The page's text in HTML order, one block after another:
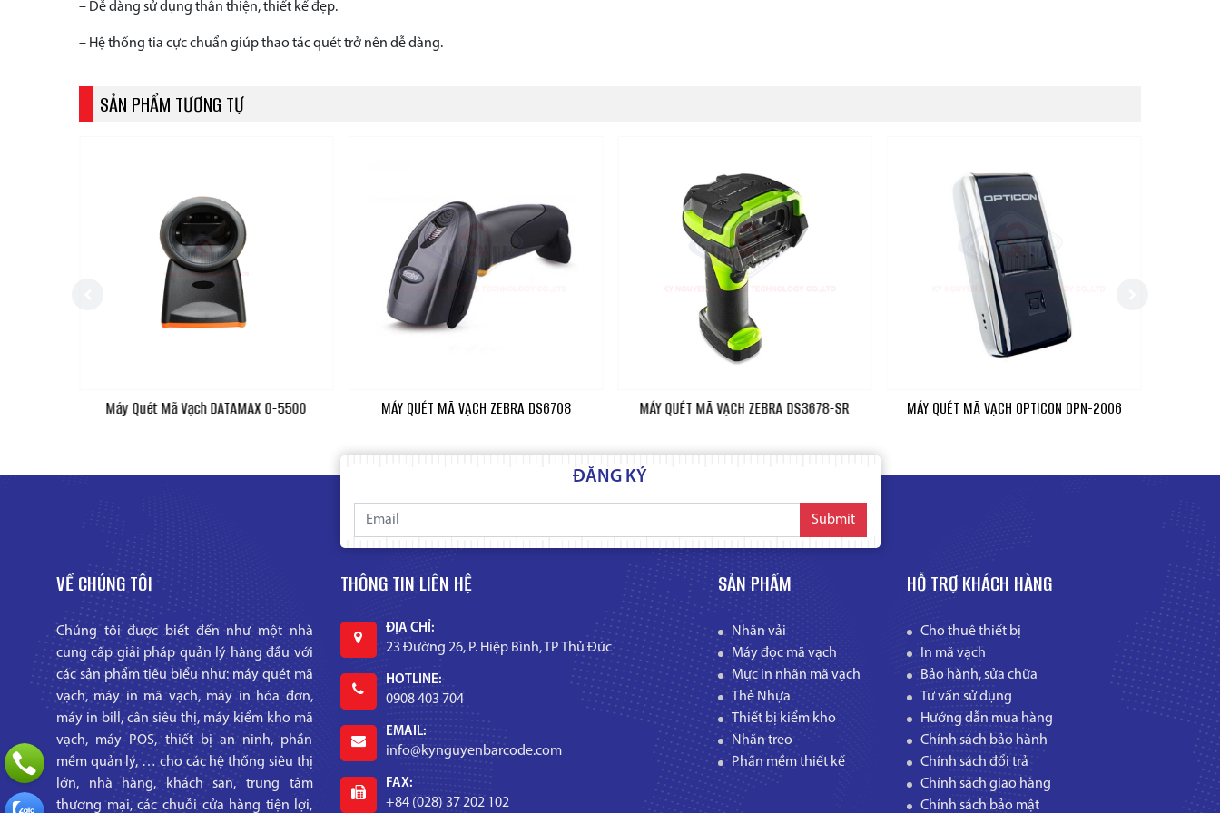
– Dễ dàng sử dụng thân thiện, thiết kế đẹp.
– Hệ thống tia cực chuẩn giúp thao tác quét trở nên dễ dàng.
SẢN PHẨM TƯƠNG TỰ
Máy Quét Mã Vạch DATAMAX O-5500 MÁY QUÉT MÃ VẠCH ZEBRA DS6708 MÁY QUÉT MÃ VẠCH ZEBRA DS3678-SR MÁY QUÉT MÃ VẠCH OPTICON OPN-2006
ĐĂNG KÝ
Submit
VỀ CHÚNG TÔI
Chúng tôi được biết đến như một nhà
cung cấp giải pháp quản lý hàng đầu với
các sản phẩm tiêu biểu như: máy quét mã
vạch, máy in mã vạch, máy in hóa đơn,
máy in bill, cân siêu thị, máy kiểm kho mã
vạch, máy POS, thiết bị an ninh, phần
mềm quản lý, … cho các hệ thống siêu thị
lớn, nhà hàng, khách sạn, trung tâm
thương mại, các chuỗi cửa hàng tiện lợi,
THÔNG TIN LIÊN HỆ
ĐỊA CHỈ:
23 Đường 26, P. Hiệp Bình, TP Thủ Đức
HOTLINE:
0908 403 704
EMAIL:
info@kynguyenbarcode.com
FAX:
+84 (028) 37 202 102
SẢN PHẨM
Nhãn vải
Máy đọc mã vạch
Mực in nhãn mã vạch
Thẻ Nhựa
Thiết bị kiểm kho
Nhãn treo
Phần mềm thiết kế
HỖ TRỢ KHÁCH HÀNG
Cho thuê thiết bị
In mã vạch
Bảo hành, sửa chữa
Tư vấn sử dụng
Hướng dẫn mua hàng
Chính sách bảo hành
Chính sách đổi trả
Chính sách giao hàng
Chính sách bảo mật